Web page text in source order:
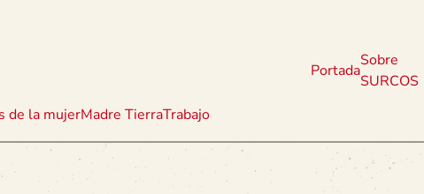
de la mujerMadre TierraTrabajo
Portada
Sobre
SURCOS